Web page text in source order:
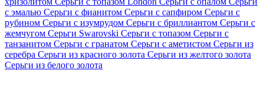
с эмалью Серьги с фианитом Серьги с сапфиром Серьги с
рубином Серьги с изумрудом Серьги с бриллиантом Серьги с
жемчугом Серьги Swarovski Серьги с топазом Серьги с
танзанитом Серьги с гранатом Серьги с аметистом Серьги из
серебра Серьги из красного золота Серьги из желтого золота
Серьги из белого золота